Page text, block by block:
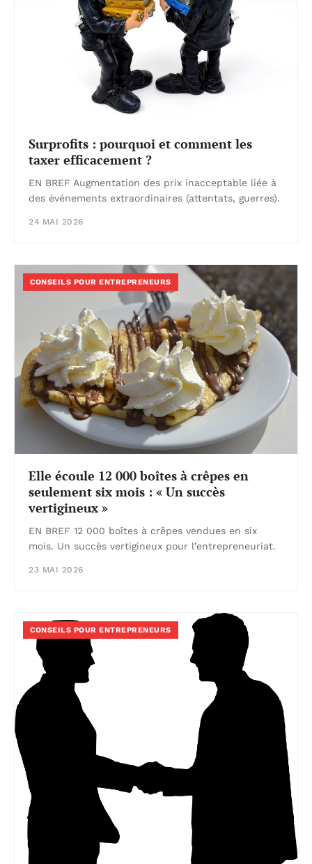
Surprofits : pourquoi et comment les
taxer efficacement ?
EN BREF Augmentation des prix inacceptable liée à
des événements extraordinaires (attentats, guerres).
24 MAI 2026
CONSEILS POUR ENTREPRENEURS
Elle écoule 12 000 boîtes à crêpes en
seulement six mois : « Un succès
vertigineux »
EN BREF 12 000 boîtes à crêpes vendues en six
mois. Un succès vertigineux pour l’entrepreneuriat.
23 MAI 2026
CONSEILS POUR ENTREPRENEURS